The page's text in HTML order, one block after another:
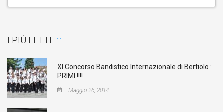
I PIÙ LETTI
XI Concorso Bandistico Internazionale di Bertiolo :
PRIMI !!!!
Maggio 26, 2014